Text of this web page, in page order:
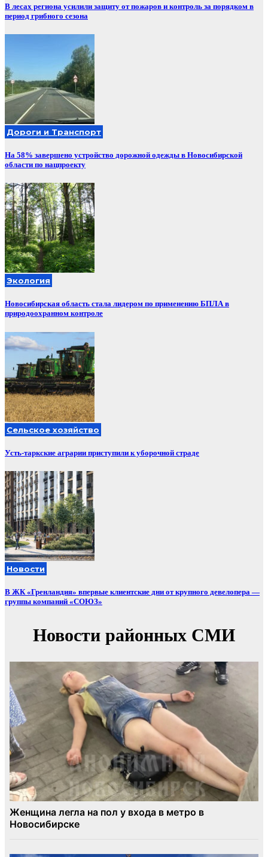
В лесах региона усилили защиту от пожаров и контроль за порядком в
период грибного сезона
Дороги и Транспорт
На 58% завершено устройство дорожной одежды в Новосибирской
области по нацпроекту
Экология
Новосибирская область стала лидером по применению БПЛА в
природоохранном контроле
Сельское хозяйство
Усть-таркские аграрии приступили к уборочной страде
Новости
В ЖК «Гренландия» впервые клиентские дни от крупного девелопера —
группы компаний «СОЮЗ»